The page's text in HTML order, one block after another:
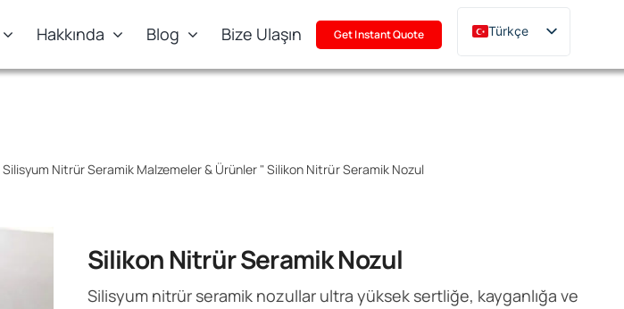
Hakkında Blog Bize Ulaşın Get Instant Quote
Türkçe
English
Português
Silisyum Nitrür Seramik Malzemeler & Ürünler"Silikon Nitrür Seramik Nozul
Silikon Nitrür Seramik Nozul
Silisyum nitrür seramik nozullar ultra yüksek sertliğe, kayganlığa ve